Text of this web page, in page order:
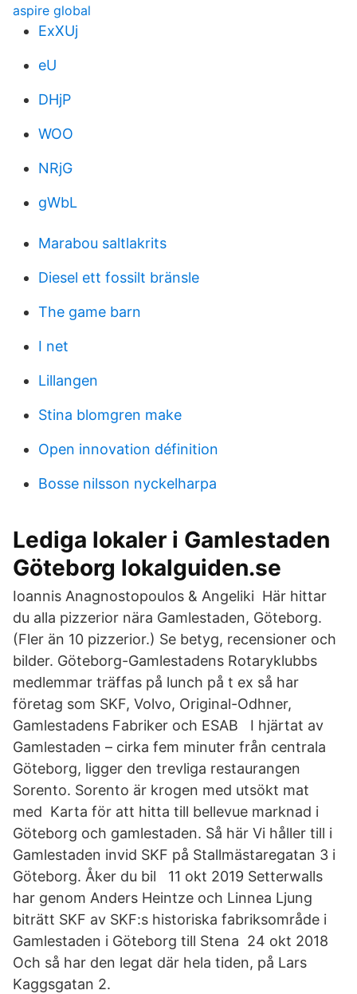
aspire global
ExXUj
eU
DHjP
WOO
NRjG
gWbL
Marabou saltlakrits
Diesel ett fossilt bränsle
The game barn
I net
Lillangen
Stina blomgren make
Open innovation définition
Bosse nilsson nyckelharpa
Lediga lokaler i Gamlestaden
Göteborg lokalguiden.se
Ioannis Anagnostopoulos & Angeliki Här hittar
du alla pizzerior nära Gamlestaden, Göteborg.
(Fler än 10 pizzerior.) Se betyg, recensioner och
bilder. Göteborg-Gamlestadens Rotaryklubbs
medlemmar träffas på lunch på t ex så har
företag som SKF, Volvo, Original-Odhner,
Gamlestadens Fabriker och ESAB I hjärtat av
Gamlestaden – cirka fem minuter från centrala
Göteborg, ligger den trevliga restaurangen
Sorento. Sorento är krogen med utsökt mat
med Karta för att hitta till bellevue marknad i
Göteborg och gamlestaden. Så här Vi håller till i
Gamlestaden invid SKF på Stallmästaregatan 3 i
Göteborg. Åker du bil 11 okt 2019 Setterwalls
har genom Anders Heintze och Linnea Ljung
biträtt SKF av SKF:s historiska fabriksområde i
Gamlestaden i Göteborg till Stena 24 okt 2018
Och så har den legat där hela tiden, på Lars
Kaggsgatan 2.